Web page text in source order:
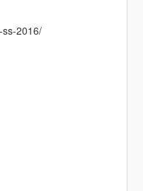
2016/